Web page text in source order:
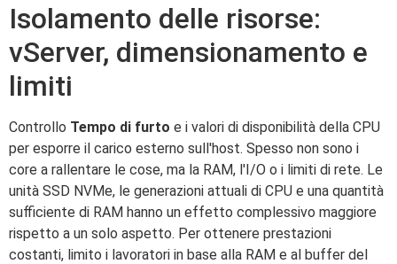
Isolamento delle risorse:
vServer, dimensionamento e
limiti
Controllo Tempo di furto e i valori di disponibilità della CPU
per esporre il carico esterno sull'host. Spesso non sono i
core a rallentare le cose, ma la RAM, l'I/O o i limiti di rete. Le
unità SSD NVMe, le generazioni attuali di CPU e una quantità
sufficiente di RAM hanno un effetto complessivo maggiore
rispetto a un solo aspetto. Per ottenere prestazioni
costanti, limito i lavoratori in base alla RAM e al buffer del